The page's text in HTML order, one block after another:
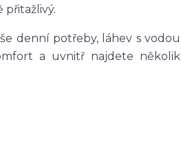
přitažlivý.
denní potřeby, láhev s vodou
a uvnitř najdete několik